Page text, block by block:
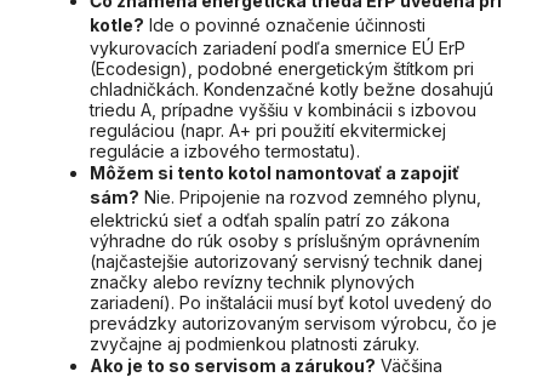
kotle? Ide o povinné označenie účinnosti
vykurovacích zariadení podľa smernice EÚ ErP
(Ecodesign), podobné energetickým štítkom pri
chladničkách. Kondenzačné kotly bežne dosahujú
triedu A, prípadne vyššiu v kombinácii s izbovou
reguláciou (napr. A+ pri použití ekvitermickej
regulácie a izbového termostatu).
Môžem si tento kotol namontovať a zapojiť
sám? Nie. Pripojenie na rozvod zemného plynu,
elektrickú sieť a odťah spalín patrí zo zákona
výhradne do rúk osoby s príslušným oprávnením
(najčastejšie autorizovaný servisný technik danej
značky alebo revízny technik plynových
zariadení). Po inštalácii musí byť kotol uvedený do
prevádzky autorizovaným servisom výrobcu, čo je
zvyčajne aj podmienkou platnosti záruky.
Ako je to so servisom a zárukou? Väčšina